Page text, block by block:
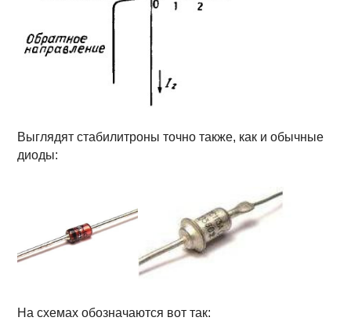
Выглядят стабилитроны точно также, как и обычные
диоды:
На схемах обозначаются вот так: